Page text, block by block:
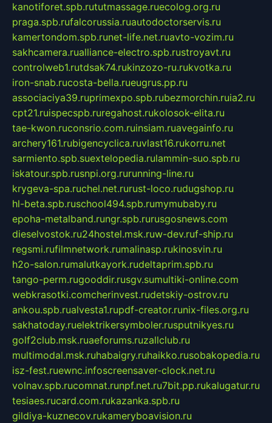
kanotiforet.spb.rututmassage.ruecolog.org.ru
praga.spb.rufalcorussia.ruautodoctorservis.ru
kamertondom.spb.runet-life.net.ruavto-vozim.ru
sakhcamera.rualliance-electro.spb.rustroyavt.ru
controlweb1.rutdsak74.rukinzozo-ru.rukvotka.ru
iron-snab.rucosta-bella.rueugrus.pp.ru
associaciya39.ruprimexpo.spb.rubezmorchin.ruia2.ru
cpt21.ruispecspb.ruregahost.rukolosok-elita.ru
tae-kwon.ruconsrio.com.ruinsiam.ruavegainfo.ru
archery161.rubigencyclica.ruvlast16.rukorru.net
sarmiento.spb.suextelopedia.rulammin-suo.spb.ru
iskatour.spb.rusnpi.org.rurunning-line.ru
krygeva-spa.ruchel.net.rurust-loco.rudugshop.ru
hl-beta.spb.ruschool494.spb.rumymubaby.ru
epoha-metalband.rungr.spb.rurusgosnews.com
dieselvostok.ru24hostel.msk.ruw-dev.ruf-ship.ru
regsmi.rufilmnetwork.rumalinasp.rukinosvin.ru
h2o-salon.rumalutkayork.rudeltaprim.spb.ru
tango-perm.rugooddir.rusgv.sumultiki-online.com
webkrasotki.comcherinvest.rudetskiy-ostrov.ru
ankou.spb.rualvesta1.rupdf-creator.runix-files.org.ru
sakhatoday.ruelektrikersymboler.rusputnikyes.ru
golf2club.msk.ruaeforums.ruzallclub.ru
multimodal.msk.ruhabaigry.ruhaikko.rusobakopedia.ru
isz-fest.ruewnc.infoscreensaver-clock.net.ru
volnav.spb.rucomnat.runpf.net.ru7bit.pp.rukalugatur.ru
tesiaes.rucard.com.rukazanka.spb.ru
gildiya-kuznecov.rukameryboavision.ru